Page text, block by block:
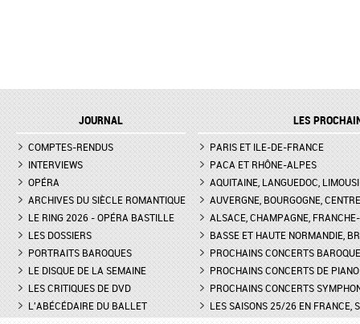
JOURNAL
COMPTES-RENDUS
INTERVIEWS
OPÉRA
ARCHIVES DU SIÈCLE ROMANTIQUE
LE RING 2026 - OPÉRA BASTILLE
LES DOSSIERS
PORTRAITS BAROQUES
LE DISQUE DE LA SEMAINE
LES CRITIQUES DE DVD
L'ABÉCÉDAIRE DU BALLET
LES
PARIS ET ILE-DE-FRANCE
PACA ET RHÔNE-ALPES
AQUITAINE, LANGUEDOC,
AUVERGNE, BOURGOGNE, CENTRE
ALSACE, CHAMPAGNE,
BASSE ET HAUTE NORMANDIE,
PROCHAINS CONCERTS
PROCHAINS CONCERTS DE PIANO
PROCHAINS CONCERTS
LES SAISONS 25/26 EN FRANCE,